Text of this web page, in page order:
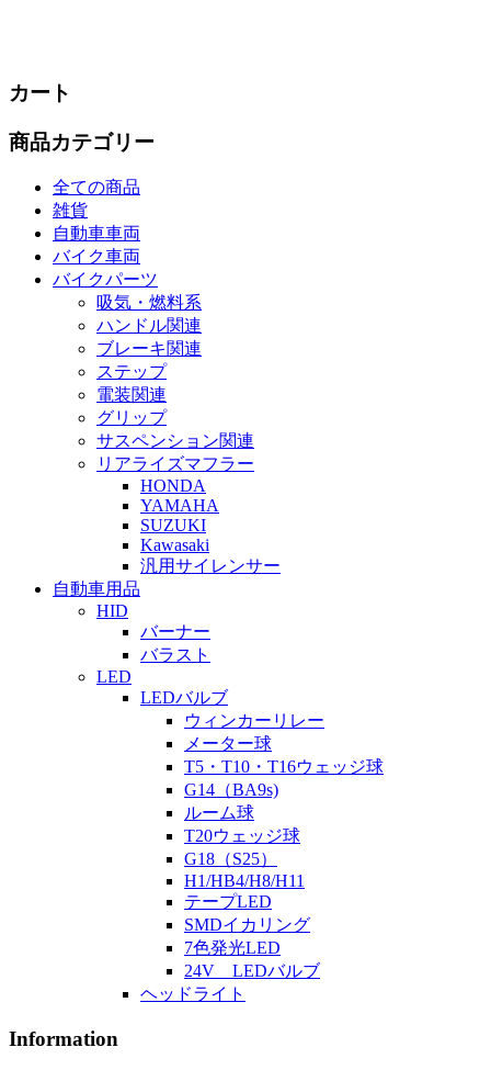
カート
商品カテゴリー
全ての商品
雑貨
自動車車両
バイク車両
バイクパーツ
吸気・燃料系
ハンドル関連
ブレーキ関連
ステップ
電装関連
グリップ
サスペンション関連
リアライズマフラー
HONDA
YAMAHA
SUZUKI
Kawasaki
汎用サイレンサー
自動車用品
HID
バーナー
バラスト
LED
LEDバルブ
ウィンカーリレー
メーター球
T5・T10・T16ウェッジ球
G14（BA9s)
ルーム球
T20ウェッジ球
G18（S25）
H1/HB4/H8/H11
テープLED
SMDイカリング
7色発光LED
24V LEDバルブ
ヘッドライト
Information